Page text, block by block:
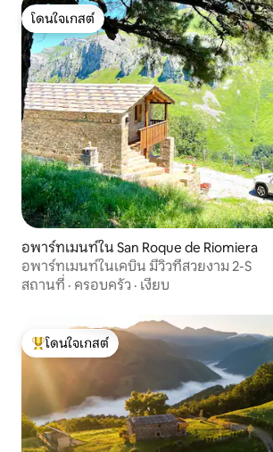
โดนใจเกสต์
โดนใจเกสต์
อพาร์ทเมนท์ใน San Roque de Riomiera
อพาร์ทเมนท์ในเคบิน มีวิวที่สวยงาม 2-S
สถานที่ · ครอบครัว · เงียบ
โดนใจเกสต์ที่สุด
โดนใจเกสต์